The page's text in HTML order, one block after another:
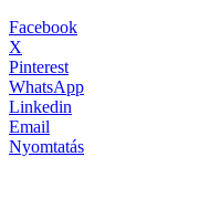
Facebook
X
Pinterest
WhatsApp
Linkedin
Email
Nyomtatás